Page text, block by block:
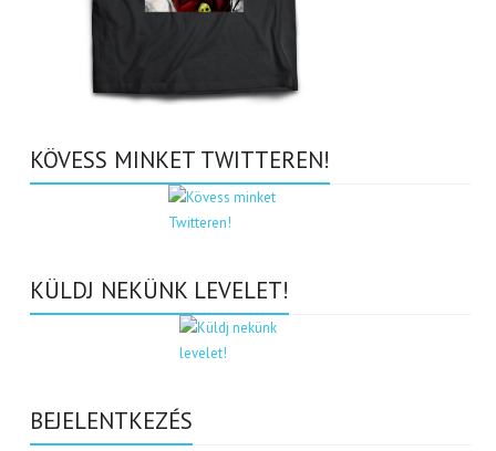
KÖVESS MINKET TWITTEREN!
KÜLDJ NEKÜNK LEVELET!
BEJELENTKEZÉS